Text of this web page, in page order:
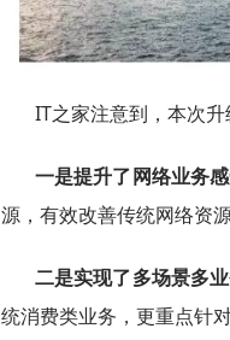
IT之家注意到，本次
一是提升了网络业务
源，有效改善传统网络资
二是实现了多场景多
统消费类业务，更重点针